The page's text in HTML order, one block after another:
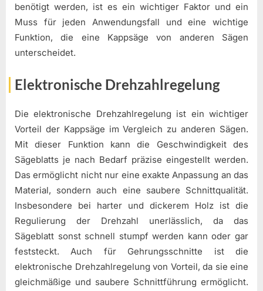
benötigt werden, ist es ein wichtiger Faktor und ein
Muss für jeden Anwendungsfall und eine wichtige
Funktion, die eine Kappsäge von anderen Sägen
unterscheidet.
Elektronische Drehzahlregelung
Die elektronische Drehzahlregelung ist ein wichtiger
Vorteil der Kappsäge im Vergleich zu anderen Sägen.
Mit dieser Funktion kann die Geschwindigkeit des
Sägeblatts je nach Bedarf präzise eingestellt werden.
Das ermöglicht nicht nur eine exakte Anpassung an das
Material, sondern auch eine saubere Schnittqualität.
Insbesondere bei harter und dickerem Holz ist die
Regulierung der Drehzahl unerlässlich, da das
Sägeblatt sonst schnell stumpf werden kann oder gar
feststeckt. Auch für Gehrungsschnitte ist die
elektronische Drehzahlregelung von Vorteil, da sie eine
gleichmäßige und saubere Schnittführung ermöglicht.